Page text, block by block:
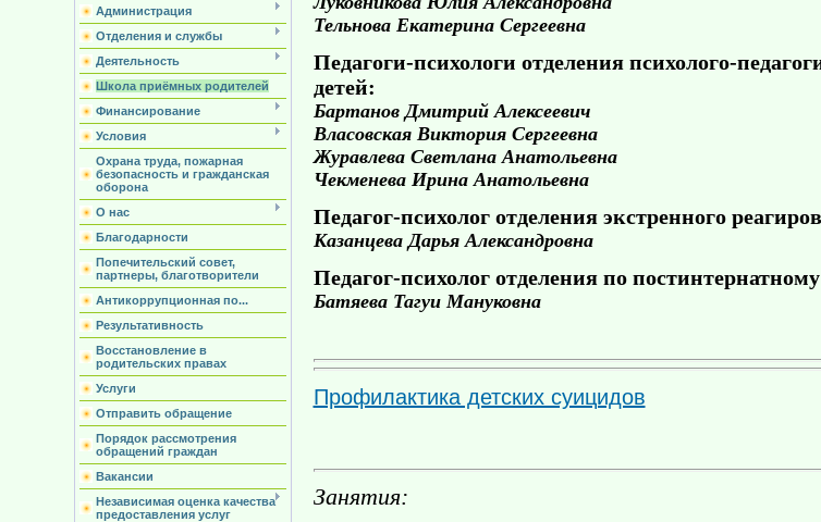
Администрация
Отделения и службы
Деятельность
Школа приёмных родителей
Финансирование
Условия
Охрана труда, пожарная
безопасность и гражданская
оборона
О нас
Благодарности
Попечительский совет,
партнеры, благотворители
Антикоррупционная по...
Результативность
Восстановление в
родительских правах
Услуги
Отправить обращение
Порядок рассмотрения
обращений граждан
Вакансии
Независимая оценка качества
предоставления услуг
Тельнова Екатерина Сергеевна
Педагоги-психологи отделения психолого-
детей:
Бартанов Дмитрий Алексеевич
Власовская Виктория Сергеевна
Журавлева Светлана Анатольевна
Чекменева Ирина Анатольевна
Педагог-психолог отделения экстренного
Казанцева Дарья Александровна
Педагог-психолог отделения по
Батяева Тагуи Мануковна
Профилактика детских суицидов
Занятия: